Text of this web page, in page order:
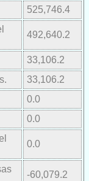
525,746.4
492,640.2
33,106.2
33,106.2
0.0
0.0
0.0
-60,079.2